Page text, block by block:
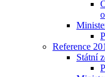
Reference
Státní